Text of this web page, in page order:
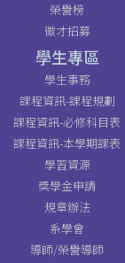
榮譽榜
徵才招募
學生專區
學生事務
課程資訊-課程規劃
課程資訊-必修科目表
課程資訊-本學期課表
學習資源
獎學金申請
規章辦法
系學會
導師/榮譽導師